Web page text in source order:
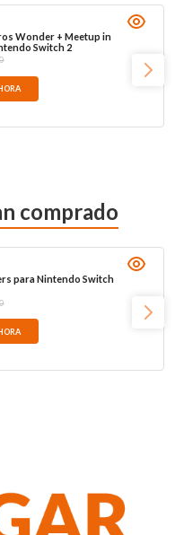
Wonder + Meetup in
Switch 2
comprado
para Nintendo Switch